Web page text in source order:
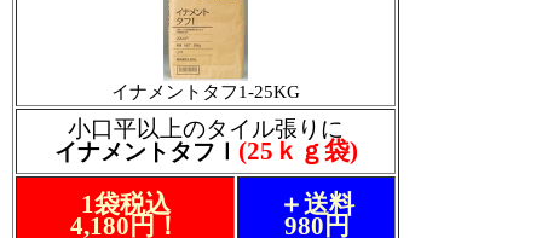
イナメントタフ1-25KG
小口平以上のタイル張りに
イナメントタフⅠ (25ｋｇ袋)
1袋税込
4,180円！
＋送料
980円